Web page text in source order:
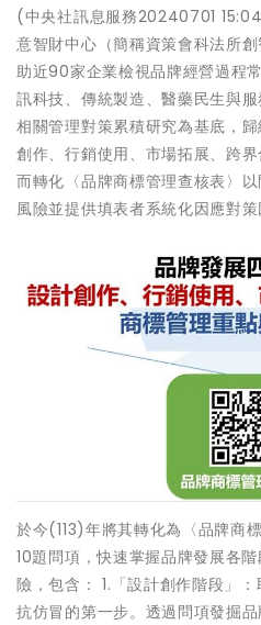
(中央社訊息服務20240701
意智財中心（簡稱資策會科法所創
助近90家企業檢視品牌經營過程
訊科技、傳統製造、醫藥民生與
相關管理對策累積研究為基底，
創作、行銷使用、市場拓展、跨
而轉化〈品牌商標管理查核表〉
風險並提供填表者系統化因應對策
於今(113)年將其轉化為〈品牌商
10題問項，快速掌握品牌發展各
險，包含： 1.「設計創作階段」
抗仿冒的第一步。透過問項發掘